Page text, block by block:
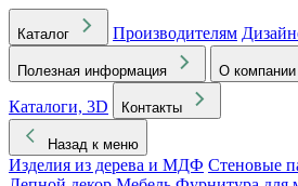
Каталог Производителям
Полезная информация О компании
Каталоги, 3D
Контакты
Назад к меню
Изделия из дерева и МДФ Стеновые